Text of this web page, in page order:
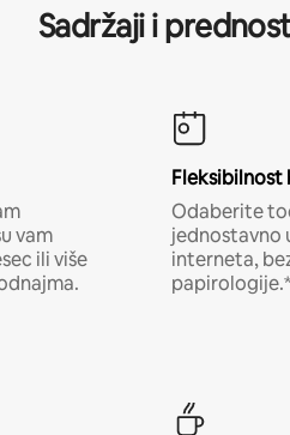
Sadržaji i
vam
ili više
Fleksibilnost
Odaberite
jednostavno
interneta,
papirologije.*